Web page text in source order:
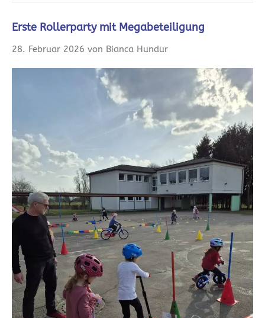
Erste Rollerparty mit Megabeteiligung
28. Februar 2026 von Bianca Hundur